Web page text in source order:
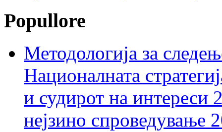
Popullore
Методологија за
Националната
и судирот на интереси
нејзино спроведување